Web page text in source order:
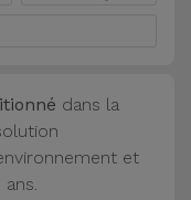
dans la
et